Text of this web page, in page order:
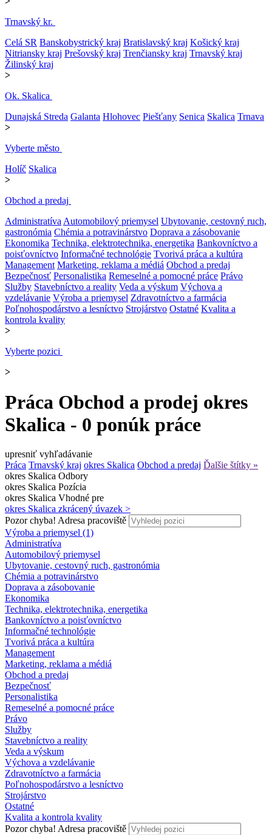
Trnavský kr.
Celá SR Banskobystrický kraj Bratislavský kraj Košický kraj
Nitriansky kraj Prešovský kraj Trenčiansky kraj Trnavský kraj
Žilinský kraj
>
Ok. Skalica
Dunajská Streda Galanta Hlohovec Piešťany Senica Skalica Trnava
>
Vyberte město
Holíč Skalica
>
Obchod a predaj
AdministratívaAutomobilový priemysel Ubytovanie, cestovný ruch,
gastronómia Chémia a potravinárstvo Doprava a zásobovanie
Ekonomika Technika, elektrotechnika, energetika Bankovníctvo a
poisťovníctvo Informačné technológie Tvorivá práca a kultúra
Management Marketing, reklama a médiá Obchod a predaj
Bezpečnosť Personalistika Remeselné a pomocné práce Právo
Služby Stavebníctvo a reality Veda a výskum Výchova a
vzdelávanie Výroba a priemysel Zdravotníctvo a farmácia
Poľnohospodárstvo a lesníctvo Strojárstvo Ostatné Kvalita a
kontrola kvality
>
Vyberte pozici
>
Práca Obchod a prodej okres
Skalica - 0 ponúk práce
upresniť vyhľadávanie
Práca Trnavský kraj okres Skalica Obchod a predaj Ďalšie štítky »
okres Skalica Odbory
okres Skalica Pozícia
okres Skalica Vhodné pre
okres Skalica zkrácený úvazek >
Pozor chyba! Adresa pracoviště
Výroba a priemysel (1)
Administratíva
Automobilový priemysel
Ubytovanie, cestovný ruch, gastronómia
Chémia a potravinárstvo
Doprava a zásobovanie
Ekonomika
Technika, elektrotechnika, energetika
Bankovníctvo a poisťovníctvo
Informačné technológie
Tvorivá práca a kultúra
Management
Marketing, reklama a médiá
Obchod a predaj
Bezpečnosť
Personalistika
Remeselné a pomocné práce
Právo
Služby
Stavebníctvo a reality
Veda a výskum
Výchova a vzdelávanie
Zdravotníctvo a farmácia
Poľnohospodárstvo a lesníctvo
Strojárstvo
Ostatné
Kvalita a kontrola kvality
Pozor chyba! Adresa pracoviště